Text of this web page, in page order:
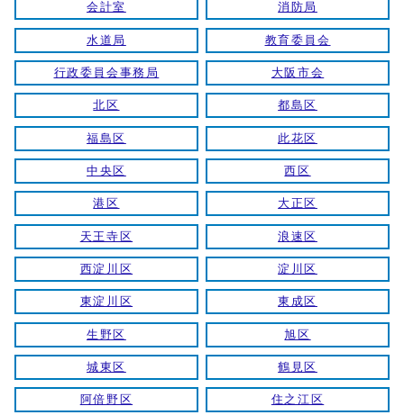
会計室 消防局
水道局 教育委員会
行政委員会事務局 大阪市会
北区 都島区
福島区 此花区
中央区 西区
港区 大正区
天王寺区 浪速区
西淀川区 淀川区
東淀川区 東成区
生野区 旭区
城東区 鶴見区
阿倍野区 住之江区